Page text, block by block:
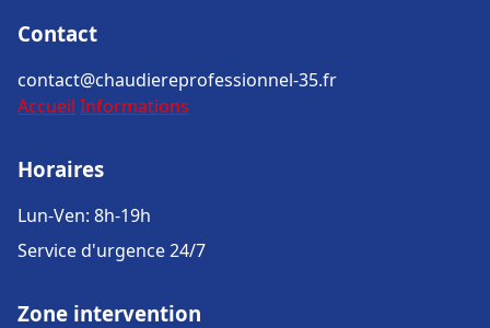
Contact
contact@chaudiereprofessionnel-35.fr
Accueil Informations
Horaires
Lun-Ven: 8h-19h
Service d'urgence 24/7
Zone intervention